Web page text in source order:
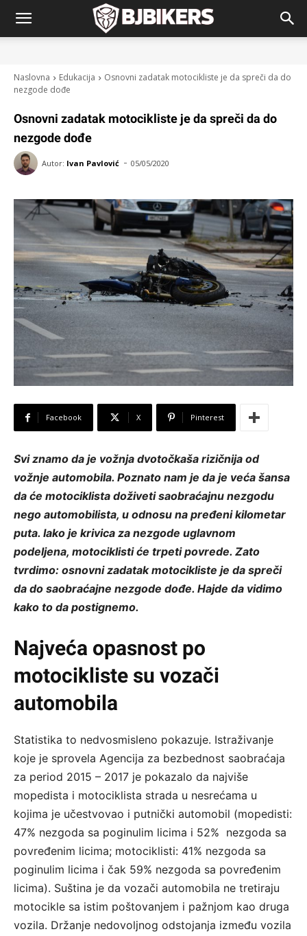
Naslovna Edukacija
Osnovni zadatak motocikliste je da spreči da do
nezgode dođe
Osnovni zadatak motocikliste je da spreči da do
nezgode dođe
Autor: Ivan Pavlović - 05/05/2020
Facebook X Pinterest
Svi znamo da je vožnja dvotočkaša rizičnija od
vožnje automobila. Poznato nam je da je veća šansa
da će motociklista doživeti saobraćajnu nezgodu
nego automobilista, u odnosu na pređeni kilometar
puta. Iako je krivica za nezgode uglavnom
podeljena, motociklisti će trpeti povrede. Zato
tvrdimo: osnovni zadatak motocikliste je da spreči
da do saobraćajne nezgode dođe. Hajde da vidimo
kako to da postignemo.
Najveća opasnost po
motocikliste su vozači
automobila
Statistika to nedvosmisleno pokazuje. Istraživanje
koje je sprovela Agencija za bezbednost saobraćaja
za period 2015 – 2017 je pokazalo da najviše
mopedista i motociklista strada u nesrećama u
kojima je učestvovao i putnički automobil (mopedisti:
47% nezgoda sa poginulim licima i 52% nezgoda sa
povređenim licima; motociklisti: 41% nezgoda sa
poginulim licima i čak 59% nezgoda sa povređenim
licima). Suština je da vozači automobila ne tretiraju
motocikle sa istim poštovanjem i pažnjom kao druga
vozila. Držanje nedovoljnog odstojanja između vozila